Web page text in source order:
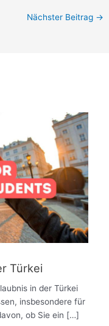
Nächster Beitrag →
Türkei
in der Türkei
insbesondere für
ob Sie ein […]